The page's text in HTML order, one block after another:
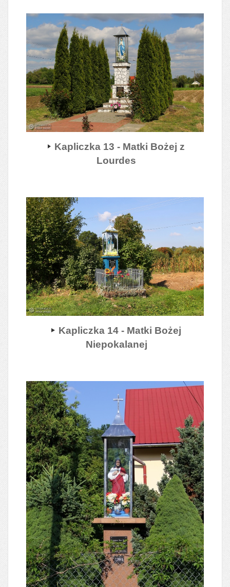
Kapliczka 13 - Matki Bożej z
Lourdes
Kapliczka 14 - Matki Bożej
Niepokalanej